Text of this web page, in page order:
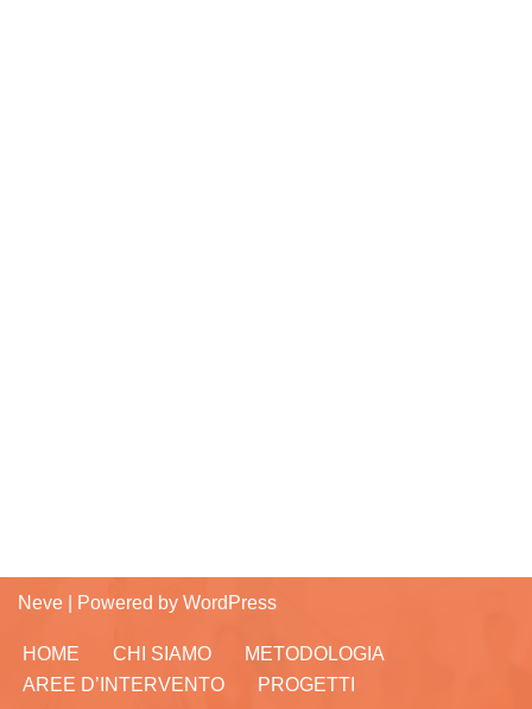
Neve | Powered by WordPress
HOME CHI SIAMO
METODOLOGIA
AREE D’INTERVENTO
PROGETTI